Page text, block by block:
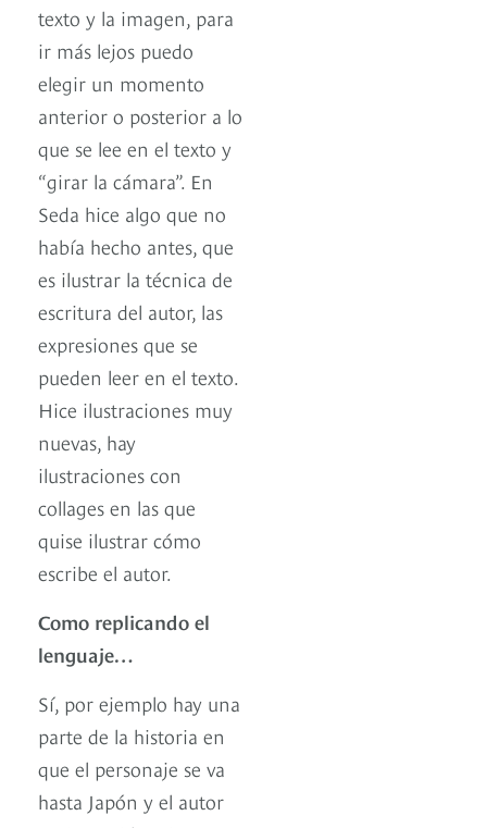
texto y la imagen, para
ir más lejos puedo
elegir un momento
anterior o posterior a lo
que se lee en el texto y
“girar la cámara”. En
Seda hice algo que no
había hecho antes, que
es ilustrar la técnica de
escritura del autor, las
expresiones que se
pueden leer en el texto.
Hice ilustraciones muy
nuevas, hay
ilustraciones con
collages en las que
quise ilustrar cómo
escribe el autor.
Como replicando el
lenguaje…
Sí, por ejemplo hay una
parte de la historia en
que el personaje se va
hasta Japón y el autor